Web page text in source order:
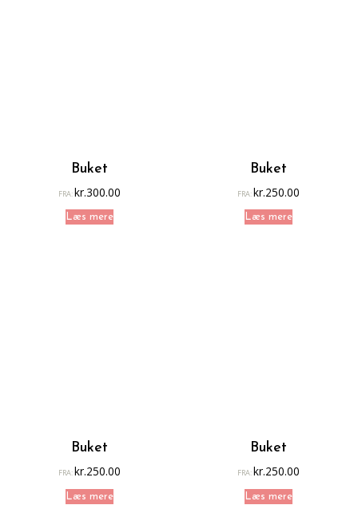
Buket
FRA:kr.300.00
Læs mere
Buket
FRA:kr.250.00
Læs mere
Buket
FRA:kr.250.00
Læs mere
Buket
FRA:kr.250.00
Læs mere